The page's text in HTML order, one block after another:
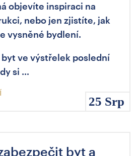
25 Srp
objevíte inspiraci na
nebo jen zjistíte, jak
vysněné bydlení.
ve výstřelek poslední
si …
byt a